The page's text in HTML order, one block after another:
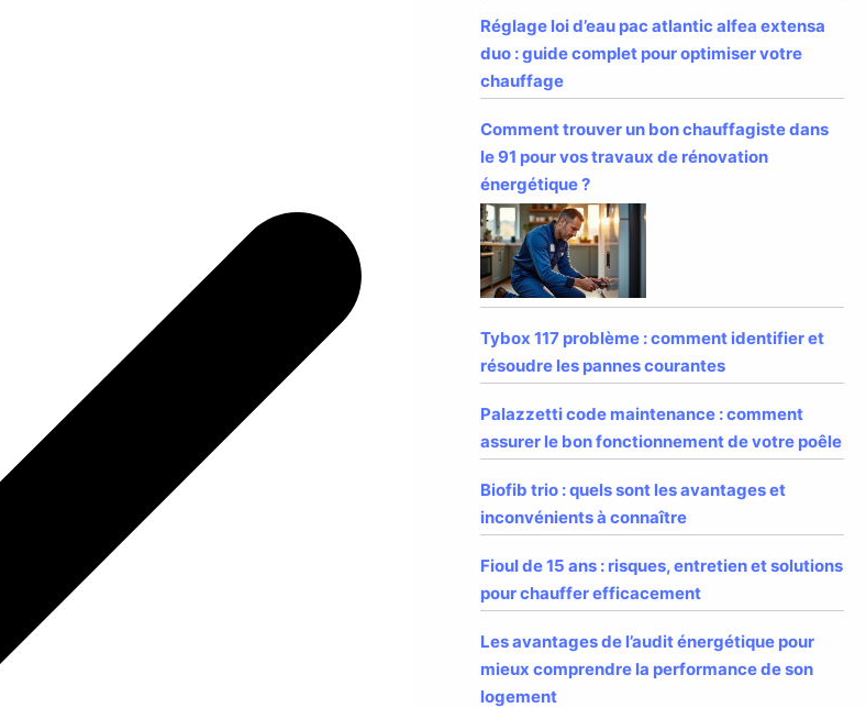
Réglage loi d’eau pac atlantic alfea extensa
duo : guide complet pour optimiser votre
chauffage
Comment trouver un bon chauffagiste dans
le 91 pour vos travaux de rénovation
énergétique ?
Tybox 117 problème : comment identifier et
résoudre les pannes courantes
Palazzetti code maintenance : comment
assurer le bon fonctionnement de votre poêle
Biofib trio : quels sont les avantages et
inconvénients à connaître
Fioul de 15 ans : risques, entretien et solutions
pour chauffer efficacement
Les avantages de l’audit énergétique pour
mieux comprendre la performance de son
logement